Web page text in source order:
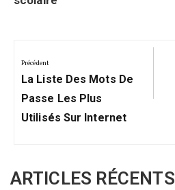
de
l’article
Précédent
Précédent:
La Liste Des Mots De
Passe Les Plus
Utilisés Sur Internet
ARTICLES RÉCENTS